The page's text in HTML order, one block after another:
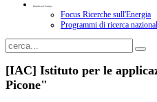
Ricerche sull'Energia
Focus Ricerche sull'Energia
Programmi di ricerca
[IAC] Istituto per le
Picone"